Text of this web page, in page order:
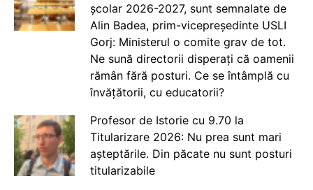
școlar 2026-2027, sunt semnalate de
Alin Badea, prim-vicepreședinte USLI
Gorj: Ministerul o comite grav de tot.
Ne sună directorii disperați că oamenii
rămân fără posturi. Ce se întâmplă cu
învățătorii, cu educatorii?
Profesor de Istorie cu 9.70 la
Titularizare 2026: Nu prea sunt mari
așteptările. Din păcate nu sunt posturi
titularizabile